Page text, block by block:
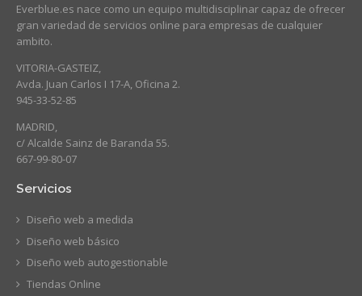
Everblue.es nace como un equipo multidisciplinar capaz de ofrecer
gran variedad de servicios online para empresas de cualquier
ambito.
VITORIA-GASTEIZ,
Avda. Juan Carlos I 17-A, Oficina 2.
945-33-52-85
MADRID,
c/ Alcalde Sainz de Baranda 55.
667-99-80-07
Servicios
Diseño web a medida
Diseño web básico
Diseño web autogestionable
Tiendas Online